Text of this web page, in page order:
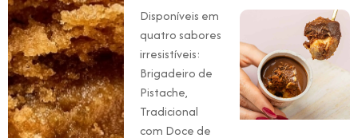
Disponíveis em
quatro sabores
irresistíveis:
Brigadeiro de
Pistache,
Tradicional
com Doce de